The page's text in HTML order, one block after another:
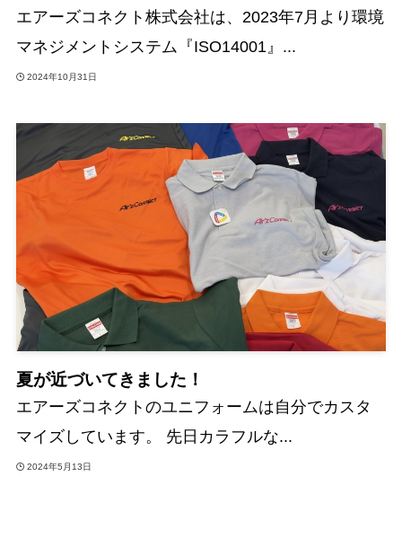
エアーズコネクト株式会社は、2023年7月より環境
マネジメントシステム『ISO14001』...
2024年10月31日
夏が近づいてきました！
エアーズコネクトのユニフォームは自分でカスタ
マイズしています。 先日カラフルな...
2024年5月13日